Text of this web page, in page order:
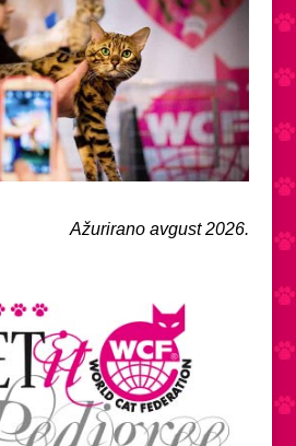
Ažurirano avgust 2026.